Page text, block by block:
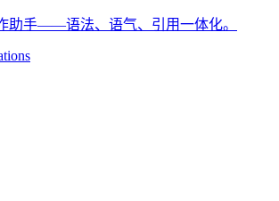
助手——语法、语气、引用一体化。